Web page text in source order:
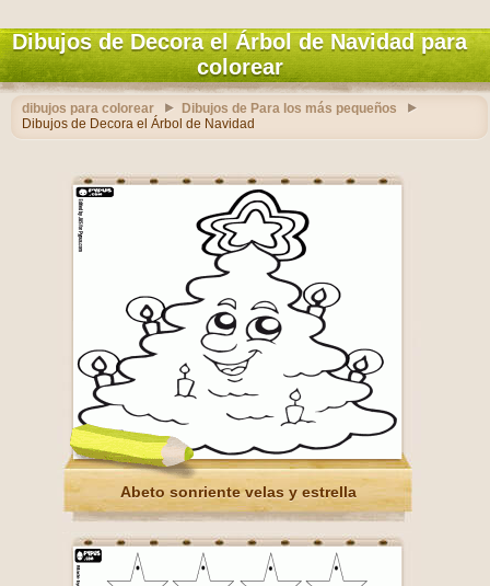
Dibujos de Decora el Árbol de Navidad para
colorear
dibujos para colorear
Dibujos de Para los más pequeños
Dibujos de Decora el Árbol de Navidad
Abeto sonriente velas y estrella